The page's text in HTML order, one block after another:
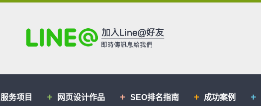
服务项目
网页设计作品
SEO排名指南
成功案例